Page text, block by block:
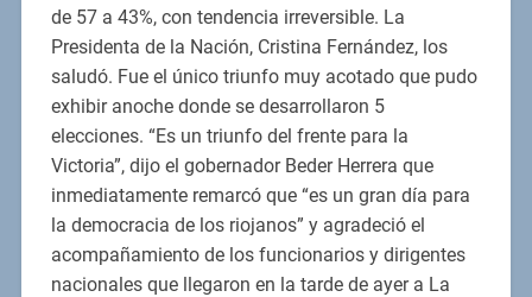
de 57 a 43%, con tendencia irreversible. La
Presidenta de la Nación, Cristina Fernández, los
saludó. Fue el único triunfo muy acotado que pudo
exhibir anoche donde se desarrollaron 5
elecciones. “Es un triunfo del frente para la
Victoria”, dijo el gobernador Beder Herrera que
inmediatamente remarcó que “es un gran día para
la democracia de los riojanos” y agradeció el
acompañamiento de los funcionarios y dirigentes
nacionales que llegaron en la tarde de ayer a La